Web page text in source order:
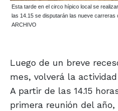
Esta tarde en el circo hípico local se
las 14.15 se disputarán las nueve carreras
ARCHIVO
Luego de un breve
mes, volverá la
A partir de las 14.15
primera reunión del